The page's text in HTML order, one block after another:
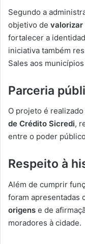
Segundo a
objetivo de valorizar
fortalecer a
iniciativa também
Sales aos
Parceria
O projeto é
de Crédito Sicredi,
entre o poder
Respeito à
Além de cumprir
foram apresentadas
origens e de
moradores à cidade.